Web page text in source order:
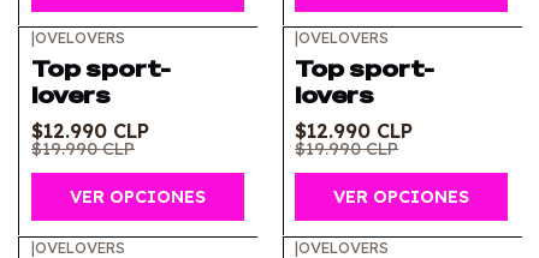
|OVELOVERS
Top sport-
lovers
$12.990 CLP
$19.990 CLP
VER OPCIONES
|OVELOVERS
Top sport-
lovers
$12.990 CLP
$19.990 CLP
VER OPCIONES
|OVELOVERS |OVELOVERS